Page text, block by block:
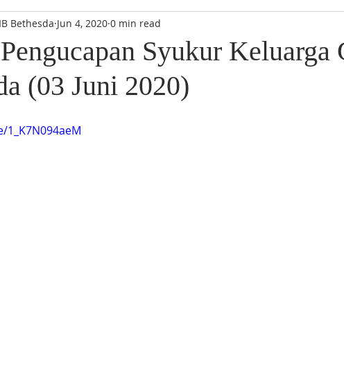
Syukur Keluarga
(03 Juni 2020)
Bethesda Jun 4, 2020 0 min read